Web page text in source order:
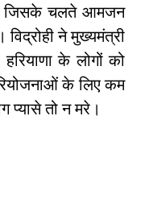
है जिसके चलते आमजन
ने मुख्यमंत्री
के लोगों को
के लिए कम
प्यासे तो न मरे।